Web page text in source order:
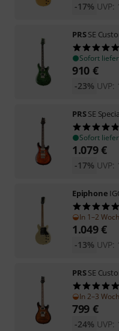
UVP:
-17%
PRSSE
Sofort
910 €
UVP:
-23%
PRSSE
Sofort
1.079€
UVP:
-17%
Epiphone
In 1–2
1.049€
UVP:
-13%
PRSSE
In 2–3
799 €
UVP:
-24%